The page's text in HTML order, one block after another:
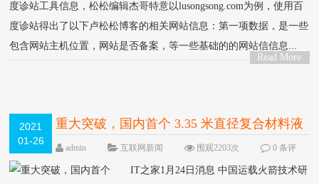
度诊站工具信息，松松编辑杰哥特意以lusongsong.com为例，使用百
度诊站得出了以下卢松松博客的相关网站信息：第一项数据，是一些
包含网站主机位置，网站是否备案，等一些基础的的网站信信息...
Read More
2021
01-26
重大突破，国内首个 3.35 米直径复合材料液
氧贮箱诞生
admin 互联网新闻 围观2203次
0 条评
IT之家1月24日消息 中国运载火箭技术研